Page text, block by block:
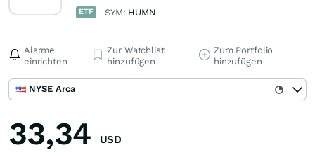
ETF SYM: HUMN
Alarme
einrichten
Zur Watchlist
hinzufügen
Zum Portfolio
hinzufügen
NYSE Arca
33,34 USD